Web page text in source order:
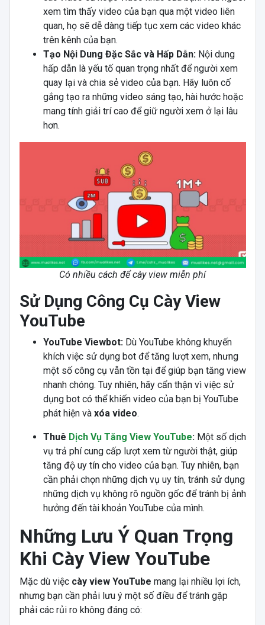
xem tìm thấy video của bạn qua một video liên
quan, họ sẽ dễ dàng tiếp tục xem các video khác
trên kênh của bạn.
Tạo Nội Dung Đặc Sắc và Hấp Dẫn: Nội dung
hấp dẫn là yếu tố quan trọng nhất để người xem
quay lại và chia sẻ video của bạn. Hãy luôn cố
gắng tạo ra những video sáng tạo, hài hước hoặc
mang tính giải trí cao để giữ người xem ở lại lâu
hơn.
Có nhiều cách để cày view miễn phí
Sử Dụng Công Cụ Cày View
YouTube
YouTube Viewbot: Dù YouTube không khuyến
khích việc sử dụng bot để tăng lượt xem, nhưng
một số công cụ vẫn tồn tại để giúp bạn tăng view
nhanh chóng. Tuy nhiên, hãy cẩn thận vì việc sử
dụng bot có thể khiến video của bạn bị YouTube
phát hiện và xóa video.
Thuê Dịch Vụ Tăng View YouTube: Một số dịch
vụ trả phí cung cấp lượt xem từ người thật, giúp
tăng độ uy tín cho video của bạn. Tuy nhiên, bạn
cần phải chọn những dịch vụ uy tín, tránh sử dụng
những dịch vụ không rõ nguồn gốc để tránh bị ảnh
hưởng đến tài khoản YouTube của mình.
Những Lưu Ý Quan Trọng
Khi Cày View YouTube
Mặc dù việc cày view YouTube mang lại nhiều lợi ích,
nhưng bạn cần phải lưu ý một số điều để tránh gặp
phải các rủi ro không đáng có: